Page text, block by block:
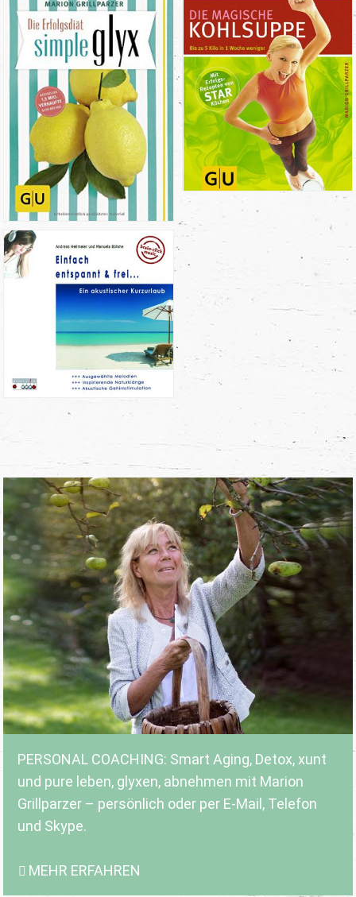
PERSONAL COACHING: Smart Aging, Detox, xunt
und pure leben, glyxen, abnehmen mit Marion
Grillparzer – persönlich oder per E-Mail, Telefon
und Skype.
MEHR ERFAHREN